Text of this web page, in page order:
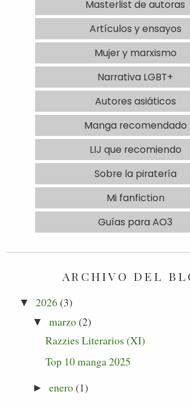
Masterlist de autoras
Artículos y ensayos
Mujer y marxismo
Narrativa LGBT+
Autores asiáticos
Manga recomendado
LIJ que recomiendo
Sobre la piratería
Mi fanfiction
Guías para AO3
ARCHIVO DEL
▼ 2026(3)
▼ marzo(2)
Razzies Literarios (XI)
Top 10 manga 2025
► enero(1)